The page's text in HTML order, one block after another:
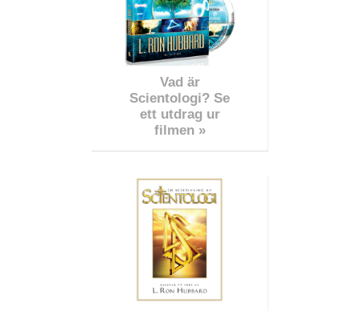
Vad är
Scientologi? Se
ett utdrag ur
filmen »